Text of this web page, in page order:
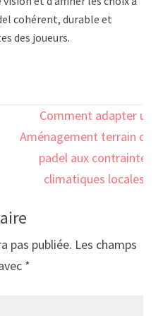
cohérent, durable et
des joueurs.
Comment adapter un
Aménagement terrain de
padel aux contraintes
climatiques locales ?
pas publiée. Les champs
*